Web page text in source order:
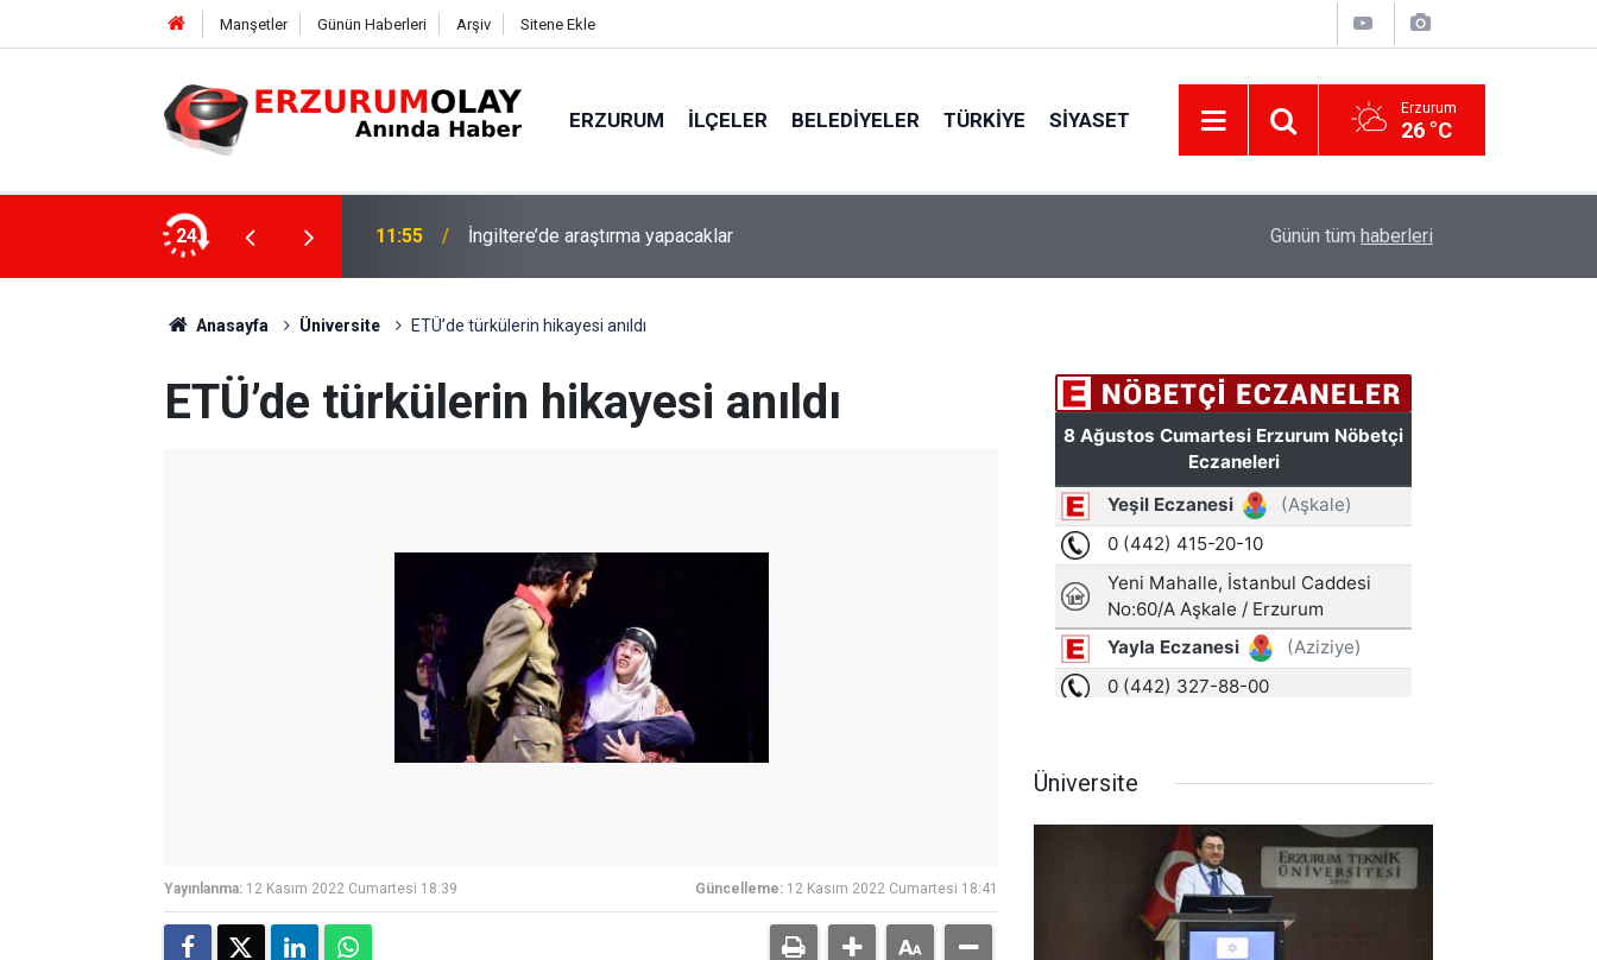
Manşetler Günün Haberleri Arşiv Sitene Ekle
ERZURUM İLÇELER BELEDIYELER TÜRKIYE SIYASET Erzurum
26 °C
24 11:52 Çay sohbeti iddiaya dönüştü Türkiye'de bir ilki yapıyor: Kilim üzerine
Günün tüm haberleri
Anasayfa Üniversite ETÜ’de türkülerin hikayesi anıldı
ETÜ’de türkülerin hikayesi anıldı
Yayınlanma: 12 Kasım 2022 Cumartesi 18:39 Güncelleme: 12 Kasım 2022 Cumartesi 18:41
Üniversite